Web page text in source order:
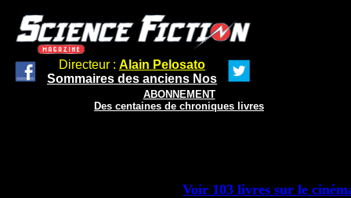
Directeur : Alain Pelosato
Sommaires des anciens Nos
ABONNEMENT
Des centaines de chroniques livres
Voir 103 livres sur le